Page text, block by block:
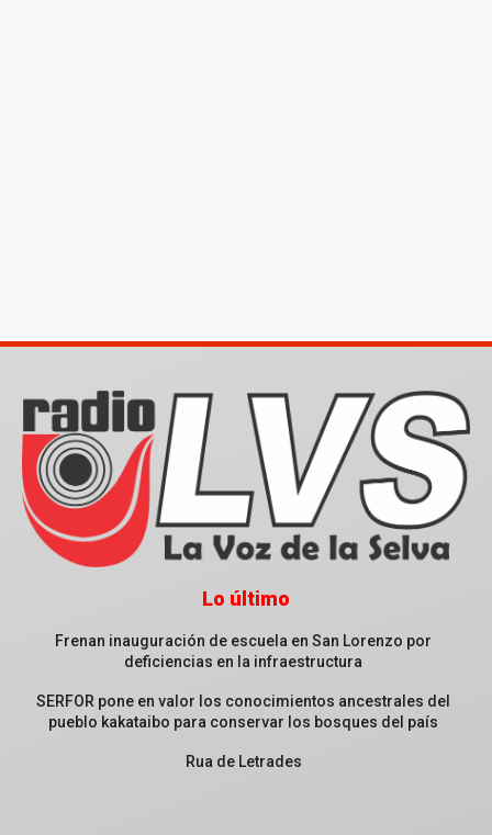
Lo último
Frenan inauguración de escuela en San Lorenzo por
deficiencias en la infraestructura
SERFOR pone en valor los conocimientos ancestrales del
pueblo kakataibo para conservar los bosques del país
Rua de Letrades